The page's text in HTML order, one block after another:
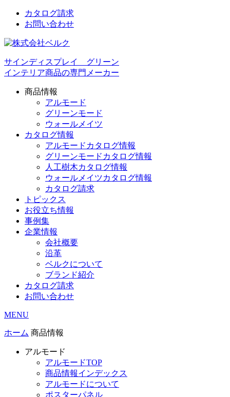
カタログ請求
お問い合わせ
サインディスプレイ グリーン
インテリア商品の専門メーカー
商品情報
アルモード
グリーンモード
ウォールメイツ
カタログ情報
アルモードカタログ情報
グリーンモードカタログ情報
人工樹木カタログ情報
ウォールメイツカタログ情報
カタログ請求
トピックス
お役立ち情報
事例集
企業情報
会社概要
沿革
ベルクについて
ブランド紹介
カタログ請求
お問い合わせ
MENU
ホーム 商品情報
アルモード
アルモードTOP
商品情報インデックス
アルモードについて
ポスターパネル